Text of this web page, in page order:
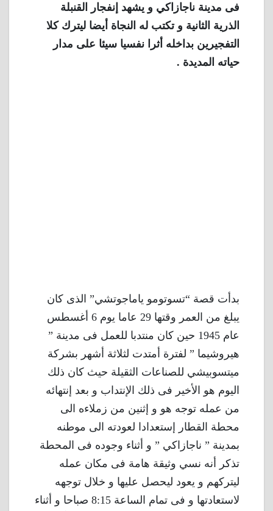
فى مدينة ناجازاكي و يشهد إنفجار القنبلة
الذرية الثانية و تكتب له النجاة أيضا ليترك كلا
التفجيرين بداخله أثرا نفسيا سيئا على مدار
حياته المديدة .
بدأت قصة “تسوتومو ياماجوتشي” الذى كان
يبلغ من العمر وقتها 29 عاما يوم 6 أغسطس
عام 1945 حين كان منتدبا للعمل فى مدينة ”
هيروشيما ” لفترة أمتدت لثلاثة أشهر بشركة
ميتسوبيشي للصناعات الثقيلة حيث كان ذلك
اليوم هو الأخير فى ذلك الإنتداب و بعد إنتهائه
من عمله توجه هو و إثنين من زملاءه الى
محطة القطار إستعدادا لعودته الى موطنه
بمدينة ” ناجازاكي ” و أثناء وجوده فى المحطة
تذكر أنه نسي وثيقة هامة فى مكان عمله
ليتركهم و يعود ليحصل عليها و خلال توجهه
لاستعادتها و فى تمام الساعة 8:15 صباحا و أثناء